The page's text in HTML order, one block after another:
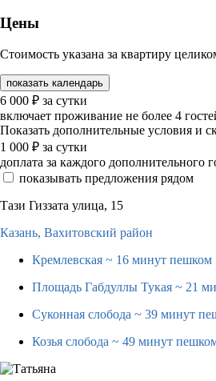
Цены
Стоимость указана за квартиру
показать календарь
6 000 ₽ за сутки
включает проживание не более 4
Показать дополнительные условия и
1 000 ₽ за сутки
доплата за каждого дополнительного
показывать предложения рядом
Тази Гиззата улица, 15
Казань, Вахитовский район
Кремлевская ~ 16 минут пешком
Площадь Габдуллы Тукая ~ 21
Суконная слобода ~ 39 минут
Козья слобода ~ 49 минут